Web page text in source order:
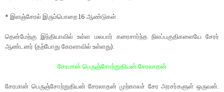
* இளஞ்சேரல் இரும்பொறை 16 ஆண்டுகள்
தென்மேற்கு இந்தியாவில் உள்ள மலபார் கரைசார்ந்த நிலப்பகுதிகளையே சேரர்
ஆண்டனர் (தற்போது கேரளாவில் உள்ளது).
சேரமான் பெருஞ்சோற்றுதியன் சேரலாதன்
சேரமான் பெருஞ்சோற்றுதியன் சேரலாதன் முற்காலச் சேர அரசர்களுள் ஒருவன்.